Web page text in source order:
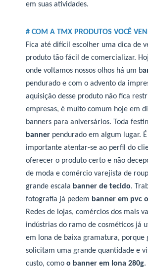
em suas atividades.
# COM A TMX PRODUTOS VOCÊ
Fica até difícil escolher uma dica de
produto tão fácil de comercializar.
onde voltamos nossos olhos há um b
pendurado e com o advento da
aquisição desse produto não fica
empresas, é muito comum hoje em
banners para aniversários. Toda
banner pendurado em algum lugar.
importante atentar-se ao perfil do
oferecer o produto certo e não
de moda e comércio varejista de
grande escala banner de tecido.
fotografia já pedem banner em pvc
Redes de lojas, comércios dos mais
indústrias do ramo de cosméticos já
em lona de baixa gramatura, porque
solicitam uma grande quantidade e
custo, comoo banner em lona 280g.